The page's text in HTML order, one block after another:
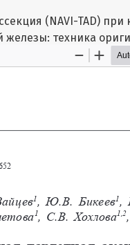
(NAVI-TAD)
техника